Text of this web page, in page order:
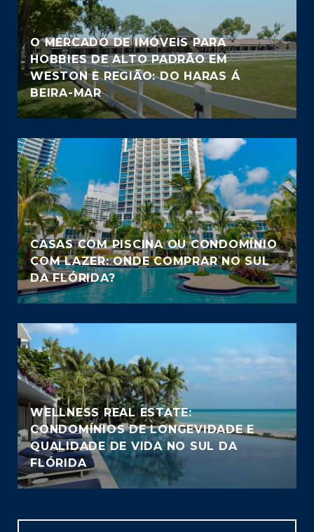
O MERCADO DE IMÓVEIS PARA
HOBBIES DE ALTO PADRÃO EM
WESTON E REGIÃO: DO HARAS Á
BEIRA-MAR
CASAS COM PISCINA OU CONDOMÍNIO
COM LAZER: ONDE COMPRAR NO SUL
DA FLÓRIDA?
WELLNESS REAL ESTATE:
CONDOMÍNIOS DE LONGEVIDADE E
QUALIDADE DE VIDA NO SUL DA
FLÓRIDA